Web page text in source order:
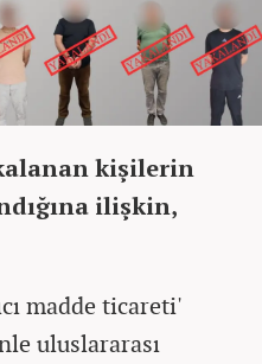
kişilerin
ilişkin,
madde ticareti'
uluslararası